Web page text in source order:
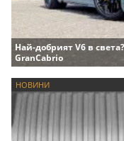
Най-добрият V6 в
GranCabrio
НОВИНИ